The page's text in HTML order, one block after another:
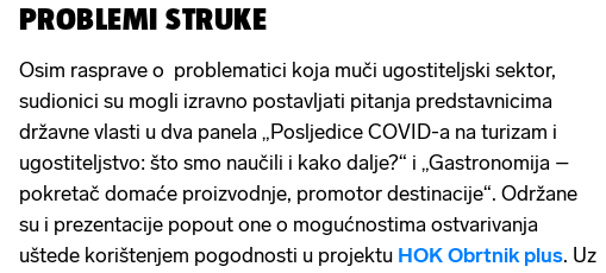
PROBLEMI STRUKE
Osim rasprave o problematici koja muči ugostiteljski sektor,
sudionici su mogli izravno postavljati pitanja predstavnicima
državne vlasti u dva panela „Posljedice COVID-a na turizam i
ugostiteljstvo: što smo naučili i kako dalje?“ i „Gastronomija –
pokretač domaće proizvodnje, promotor destinacije“. Održane
su i prezentacije popout one o mogućnostima ostvarivanja
uštede korištenjem pogodnosti u projektu HOK Obrtnik plus. Uz